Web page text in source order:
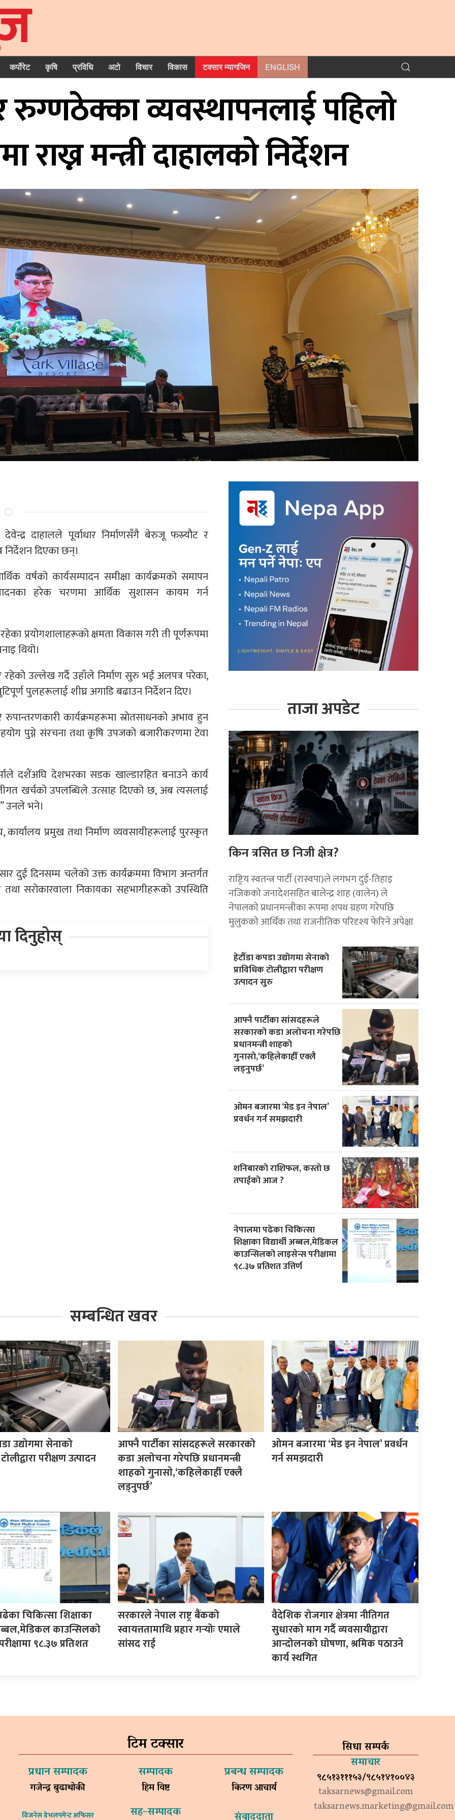
कर्पोरेट कृषि प्रविधि अटो विचार विकास टक्सार म्यागजिन ENGLISH
व्यवस्थापनलाई पहिलो
राख्न मन्त्री दाहालको निर्देशन
दाहालले पूर्वाधार निर्माणसँगै बेरुजू फस्र्यौट र
दिएका छन्।
वर्षको कार्यसम्पादन समीक्षा कार्यक्रमको समापन
हरेक चरणमा आर्थिक सुशासन कायम गर्न
प्रयोगशालाहरूको क्षमता विकास गरी ती पूर्णरूपमा
थियो।
रहेको उल्लेख गर्दै उहाँले निर्माण सुरु भई अलपत्र परेका,
पुलहरूलाई शीघ्र अगाडि बढाउन निर्देशन दिए।
र रुपान्तरणकारी कार्यक्रमहरूमा स्रोतसाधनको अभाव हुन
पुग्ने संरचना तथा कृषि उपजको बजारीकरणमा टेवा
दशैंअघि देशभरका सडक खाल्डारहित बनाउने कार्य
खर्चको उपलब्धिले उत्साह दिएको छ, अब त्यसलाई
उनले भने।
कार्यालय प्रमुख तथा निर्माण व्यवसायीहरूलाई पुरस्कृत
दुई दिनसम्म चलेको उक्त कार्यक्रममा विभाग अन्तर्गत
सरोकारवाला निकायका सहभागीहरूको उपस्थिति
दिनुहोस्
ताजा अपडेट
किन त्रसित छ निजी क्षेत्र?
राष्ट्रिय स्वतन्त्र पार्टी (रास्वपा)ले लगभग दुई-तिहाइ
नजिकको जनादेशसहित बालेन्द्र शाह (वालेन) ले
नेपालको प्रधानमन्त्रीका रूपमा शपथ ग्रहण गरेपछि
मुलुकको आर्थिक तथा राजनीतिक परिदृश्य फेरिने अपेक्षा
हेटौँडा कपडा उद्योगमा सेनाको
प्राविधिक टोलीद्वारा परीक्षण
उत्पादन सुरु
आफ्नै पार्टीका सांसदहरूले
सरकारको कडा अलोचना गरेपछि
प्रधानमन्त्री शाहकाे
गुनासाे,‘कहिलेकाहीँ एक्लै
लड्नुपर्छ’
ओमन बजारमा ‘मेड इन नेपाल’
प्रवर्धन गर्न समझदारी
शनिबारको राशिफल, कस्तो छ
तपाईको आज ?
नेपालमा पढेका चिकित्सा
शिक्षाका विद्यार्थी अब्बल,मेडिकल
काउन्सिलको लाइसेन्स परीक्षामा
९८.३७ प्रतिशत उत्तिर्ण
सम्बन्धित खवर
उद्योगमा सेनाको
परीक्षण उत्पादन
आफ्नै पार्टीका सांसदहरूले सरकारको
कडा अलोचना गरेपछि प्रधानमन्त्री
शाहकाे गुनासाे,‘कहिलेकाहीँ एक्लै
लड्नुपर्छ’
ओमन बजारमा ‘मेड इन नेपाल’ प्रवर्धन
गर्न समझदारी
चिकित्सा शिक्षाका
अब्बल,मेडिकल काउन्सिलको
९८.३७ प्रतिशत
सरकारले नेपाल राष्ट्र बैंकको
स्वायत्ततामाथि प्रहार गर्‍योः एमाले
सांसद राई
वैदेशिक रोजगार क्षेत्रमा नीतिगत
सुधारको माग गर्दै व्यवसायीद्वारा
आन्दोलनको घोषणा, श्रमिक पठाउने
कार्य स्थगित
टिम टक्सार
प्रधान सम्पादक
गजेन्द्र बुढाथोकी
सम्पादक
हिम विष्ट
प्रबन्ध सम्पादक
किरण आचार्य
विजनेस डेभलपमेन्ट अफिसर सह–सम्पादक
सिधा सम्पर्क
समाचार
९८५१३१११५३/९८५१४१००४३
taksarnews@gmail.com
taksarnews.marketing@gmail.com